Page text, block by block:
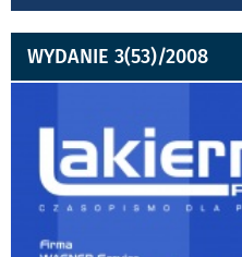
WYDANIE 3(53)/2008